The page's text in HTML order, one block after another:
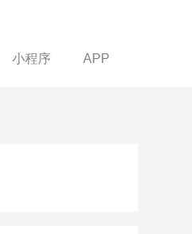
小程序 APP